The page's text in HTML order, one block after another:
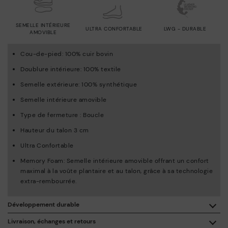
SEMELLE INTÉRIEURE
AMOVIBLE
ULTRA CONFORTABLE LWG - DURABLE
Cou-de-pied: 100% cuir bovin
Doublure intérieure: 100% textile
Semelle extérieure: 100% synthétique
Semelle intérieure amovible
Type de fermeture : Boucle
Hauteur du talon 3 cm
Ultra Confortable
Memory Foam: Semelle intérieure amovible offrant un confort
maximal à la voûte plantaire et au talon, grâce à sa technologie
extra-rembourrée.
Livraison, échanges et retours
Développement durable
En achetant ce produit, vous soutenez une fabrication éco-